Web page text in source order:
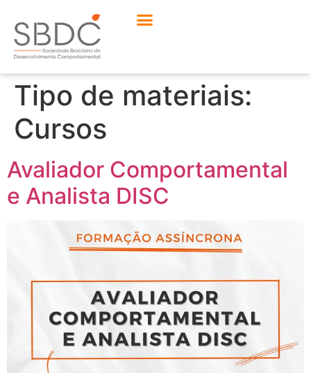
Tipo de materiais:
Cursos
Avaliador Comportamental
e Analista DISC